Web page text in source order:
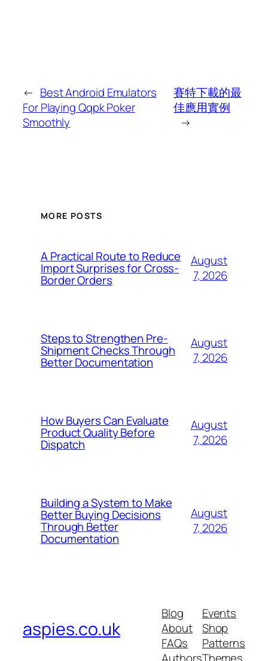
← Best Android Emulators
For Playing Qqpk Poker
Smoothly
賽特下載的最
佳應用實例
→
MORE POSTS
A Practical Route to Reduce
Import Surprises for Cross-
Border Orders
August
7, 2026
Steps to Strengthen Pre-
Shipment Checks Through
Better Documentation
August
7, 2026
How Buyers Can Evaluate
Product Quality Before
Dispatch
August
7, 2026
Building a System to Make
Better Buying Decisions
Through Better
Documentation
August
7, 2026
aspies.co.uk
Blog
About
FAQs
Authors
Events
Shop
Patterns
Themes